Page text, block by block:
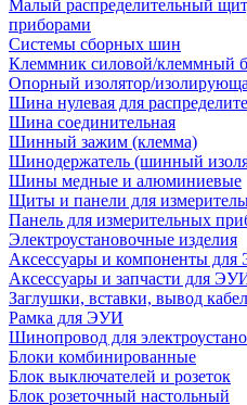
Малый распределительный
приборами
Системы сборных шин
Клеммник силовой/клеммный
Опорный изолятор/
Шина нулевая для
Шина соединительная
Шинный зажим (клемма)
Шинодержатель (шинный
Шины медные и алюминиевые
Щиты и панели для
Панель для измерительных
Электроустановочные изделия
Аксессуары и компоненты
Аксессуары и запчасти для
Заглушки, вставки, вывод
Рамка для ЭУИ
Шинопровод для
Блоки комбинированные
Блок выключателей и розеток
Блок розеточный настольный